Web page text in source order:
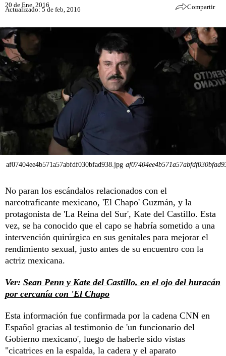
20 de Ene, 2016
Actualizado: 5 de feb, 2016 Compartir
af07404ee4b571a57abfdf030bfad938.jpg
No paran los escándalos relacionados con el
narcotraficante mexicano, 'El Chapo' Guzmán, y la
protagonista de 'La Reina del Sur', Kate del Castillo. Esta
vez, se ha conocido que el capo se habría sometido a una
intervención quirúrgica en sus genitales para mejorar el
rendimiento sexual, justo antes de su encuentro con la
actriz mexicana.
Ver: Sean Penn y Kate del Castillo, en el ojo del huracán
por cercanía con 'El Chapo
Esta información fue confirmada por la cadena CNN en
Español gracias al testimonio de 'un funcionario del
Gobierno mexicano', luego de haberle sido vistas
"cicatrices en la espalda, la cadera y el aparato